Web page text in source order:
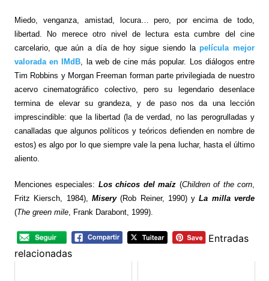
Miedo, venganza, amistad, locura… pero, por encima de todo,
libertad. No merece otro nivel de lectura esta cumbre del cine
carcelario, que aún a día de hoy sigue siendo lapelícula mejor
valorada en IMdB, la web de cine más popular. Los diálogos entre
Tim Robbins y Morgan Freeman forman parte privilegiada de nuestro
acervo cinematográfico colectivo, pero su legendario desenlace
termina de elevar su grandeza, y de paso nos da una lección
imprescindible: que la libertad (la de verdad, no las perogrulladas y
canalladas que algunos políticos y teóricos defienden en nombre de
estos) es algo por lo que siempre vale la pena luchar, hasta el último
aliento.
Menciones especiales: Los chicos del maíz (Children of the corn,
Fritz Kiersch, 1984), Misery(Rob Reiner, 1990) yLa milla verde
(The green mile, Frank Darabont, 1999).
Entradas
relacionadas